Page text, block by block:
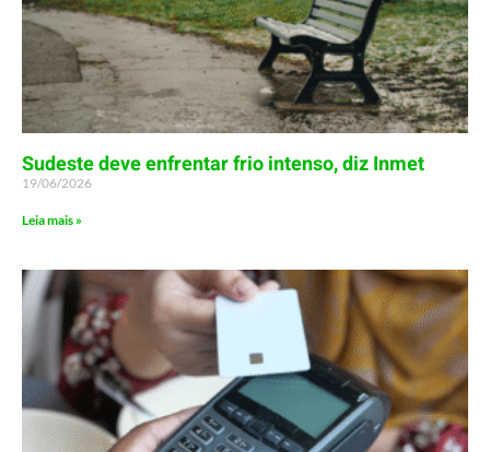
Sudeste deve enfrentar frio intenso, diz Inmet
19/06/2026
Leia mais »